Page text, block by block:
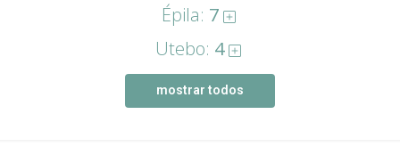
Épila: 7
Utebo: 4
mostrar todos